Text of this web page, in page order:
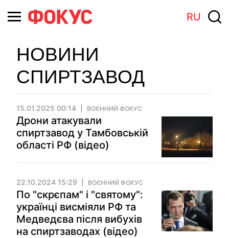
RU
НОВИНИ
СПИРТЗАВОД
15.01.2025 00:14 ВОЄННИЙ ФОКУС
Дрони атакували
спиртзавод у Тамбовській
області РФ (відео)
22.10.2024 15:29 ВОЄННИЙ ФОКУС
По "скрєпам" і "святому":
українці висміяли РФ та
Медведєва після вибухів
на спиртзаводах (відео)